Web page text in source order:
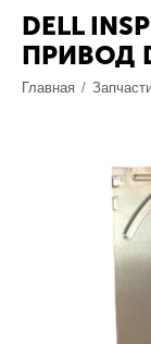
DELL
ПРИВОД
Главная /